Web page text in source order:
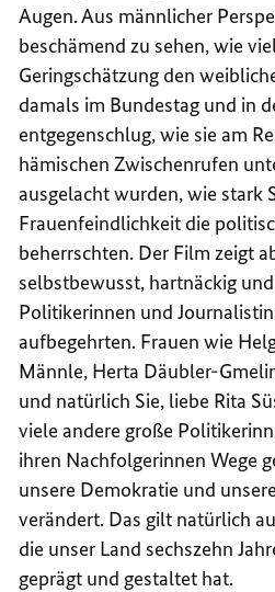
Augen. Aus männlicher
beschämend zu sehen, wie
Geringschätzung den
damals im Bundestag und in
entgegenschlug, wie sie am
hämischen Zwischenrufen
ausgelacht wurden, wie stark
Frauenfeindlichkeit die
beherrschten. Der Film zeigt
selbstbewusst, hartnäckig
Politikerinnen und
aufbegehrten. Frauen wie
Männle, Herta Däubler-
und natürlich Sie, liebe Rita
viele andere große
ihren Nachfolgerinnen Wege
unsere Demokratie und
verändert. Das gilt natürlich
die unser Land sechszehn
geprägt und gestaltet hat.